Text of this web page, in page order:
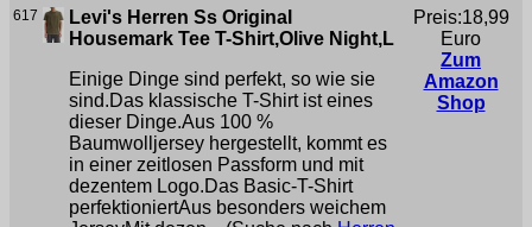
617
Levi's Herren Ss Original
Housemark Tee T-Shirt,Olive Night,L
Einige Dinge sind perfekt, so wie sie
sind.Das klassische T-Shirt ist eines
dieser Dinge.Aus 100 %
Baumwolljersey hergestellt, kommt es
in einer zeitlosen Passform und mit
dezentem Logo.Das Basic-T-Shirt
perfektioniertAus besonders weichem
Preis:18,99
Euro
Zum
Amazon
Shop